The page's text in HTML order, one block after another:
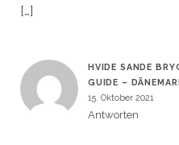
[…]
HVIDE SANDE
GUIDE –
15. Oktober 2021
Antworten